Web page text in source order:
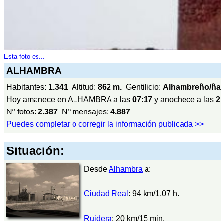
Esta foto es...
ALHAMBRA
Habitantes: 1.341 Altitud: 862 m. Gentilicio: Alhambreño/ña
Hoy amanece en ALHAMBRA a las 07:17 y anochece a las
Nº fotos: 2.387 Nº mensajes: 4.887
Puedes completar o corregir la información publicada >>
Situación:
DesdeAlhambra a:
Ciudad Real : 94 km/1,07 h.
Ruidera: 20 km/15 min.